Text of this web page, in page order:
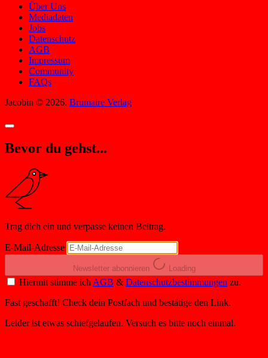
Über Uns
Mediadaten
Jobs
Datenschutz
AGB
Impressum
Community
FAQs
Jacobin © 2026. Brumaire Verlag
Bevor du gehst...
Trag dich ein und verpasse keinen Beitrag.
E-Mail-Adresse
Newsletter abonnieren Loading
Hiermit stimme ich AGB & Datenschutzbestimmungen zu.
Fast geschafft! Check dein Postfach und bestätige den Link.
Leider ist etwas schiefgelaufen. Versuch es bitte noch einmal.